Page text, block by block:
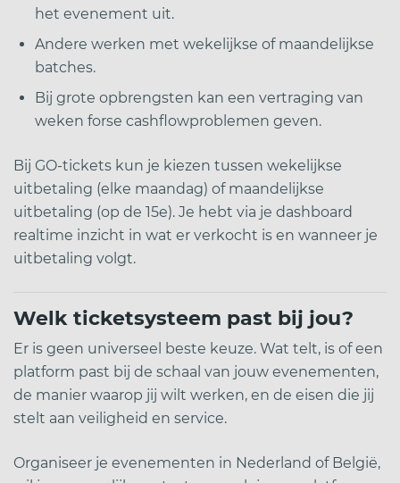
het evenement uit.
Andere werken met wekelijkse of maandelijkse
batches.
Bij grote opbrengsten kan een vertraging van
weken forse cashflowproblemen geven.
Bij GO-tickets kun je kiezen tussen wekelijkse
uitbetaling (elke maandag) of maandelijkse
uitbetaling (op de 15e). Je hebt via je dashboard
realtime inzicht in wat er verkocht is en wanneer je
uitbetaling volgt.
Welk ticketsysteem past bij jou?
Er is geen universeel beste keuze. Wat telt, is of een
platform past bij de schaal van jouw evenementen,
de manier waarop jij wilt werken, en de eisen die jij
stelt aan veiligheid en service.
Organiseer je evenementen in Nederland of België,